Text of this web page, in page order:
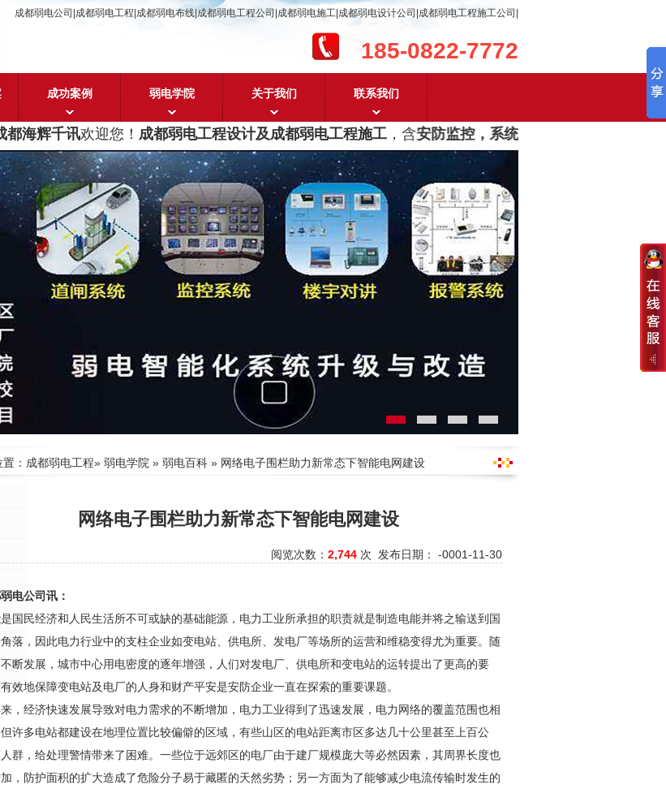
成都弱电公司|成都弱电工程|成都弱电布线|成都弱电工程公司|成都弱电施工|成都弱电设计公司|成都弱电工程施工公司|
185-0822-7772
成功案例 弱电学院 关于我们 联系我们
海辉千讯欢迎您！ 成都弱电工程设计及成都弱电工程施工，含安防监控，系统集成，综合布线，光纤
： 成都弱电工程» 弱电学院 » 弱电百科 » 网络电子围栏助力新常态下智能电网建设
网络电子围栏助力新常态下智能电网建设
阅览次数： 2,744 次 发布日期： -0001-11-30
电公司讯：
国民经济和人民生活所不可或缺的基础能源，电力工业所承担的职责就是制造电能并将之输送到国
落，因此电力行业中的支柱企业如变电站、供电所、发电厂等场所的运营和维稳变得尤为重要。随
断发展，城市中心用电密度的逐年增强，人们对发电厂、供电所和变电站的运转提出了更高的要
效地保障变电站及电厂的人身和财产平安是安防企业一直在探索的重要课题。
，经济快速发展导致对电力需求的不断增加，电力工业得到了迅速发展，电力网络的覆盖范围也相
许多电站都建设在地理位置比较偏僻的区域，有些山区的电站距离市区多达几十公里甚至上百公
群，给处理警情带来了困难。一些位于远郊区的电厂由于建厂规模庞大等必然因素，其周界长度也
，防护面积的扩大造成了危险分子易于藏匿的天然劣势；另一方面为了能够减少电流传输时发生的